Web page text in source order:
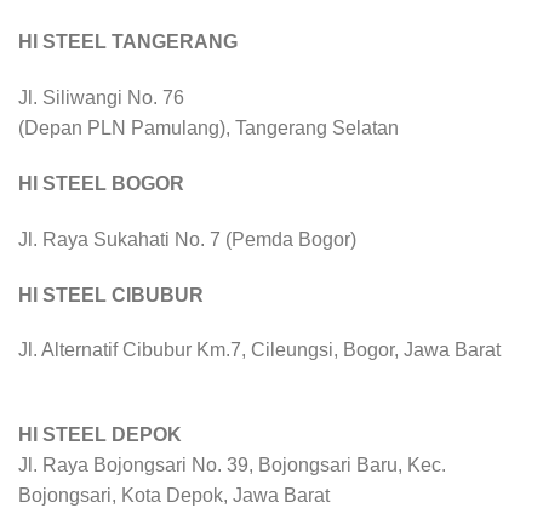
HI STEEL TANGERANG
Jl. Siliwangi No. 76
(Depan PLN Pamulang), Tangerang Selatan
HI STEEL BOGOR
Jl. Raya Sukahati No. 7 (Pemda Bogor)
HI STEEL CIBUBUR
Jl. Alternatif Cibubur Km.7, Cileungsi, Bogor, Jawa Barat
HI STEEL DEPOK
Jl. Raya Bojongsari No. 39, Bojongsari Baru, Kec.
Bojongsari, Kota Depok, Jawa Barat